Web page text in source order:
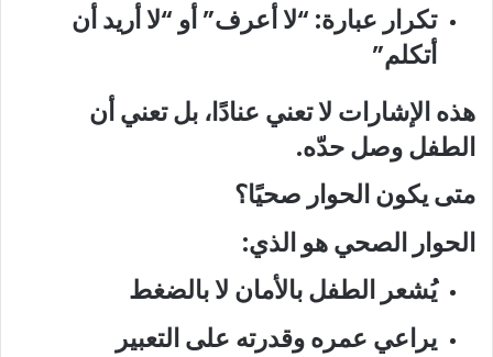
تكرار عبارة: “لا أعرف” أو “لا أريد أن
أتكلم”
هذه الإشارات لا تعني عنادًا، بل تعني أن
الطفل وصل حدّه.
متى يكون الحوار صحيًا؟
الحوار الصحي هو الذي:
يُشعر الطفل بالأمان لا بالضغط
يراعي عمره وقدرته على التعبير